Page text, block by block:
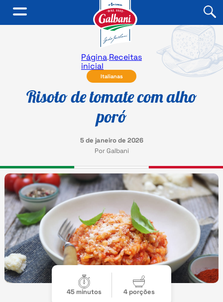
Página
inicial
.Receitas
Italianas
Risoto de tomate com alho
poró
5 de janeiro de 2026
Por Galbani
45 minutos 4 porções